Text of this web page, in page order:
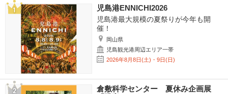
児島港ENNICHI2026
児島港最大規模の夏祭りが今年も開
催！
岡山県
児島観光港周辺エリア一帯
2026年8月8日(土)・9日(日)
倉敷科学センター 夏休み企画展